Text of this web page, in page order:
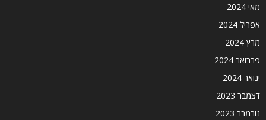
מאי 2024
אפריל 2024
מרץ 2024
פברואר 2024
ינואר 2024
דצמבר 2023
נובמבר 2023